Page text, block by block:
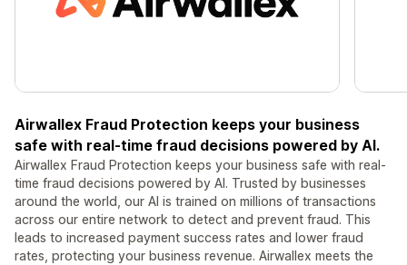
Airwallex Fraud Protection keeps your business
safe with real-time fraud decisions powered by AI.
Airwallex Fraud Protection keeps your business safe with real-
time fraud decisions powered by AI. Trusted by businesses
around the world, our AI is trained on millions of transactions
across our entire network to detect and prevent fraud. This
leads to increased payment success rates and lower fraud
rates, protecting your business revenue. Airwallex meets the